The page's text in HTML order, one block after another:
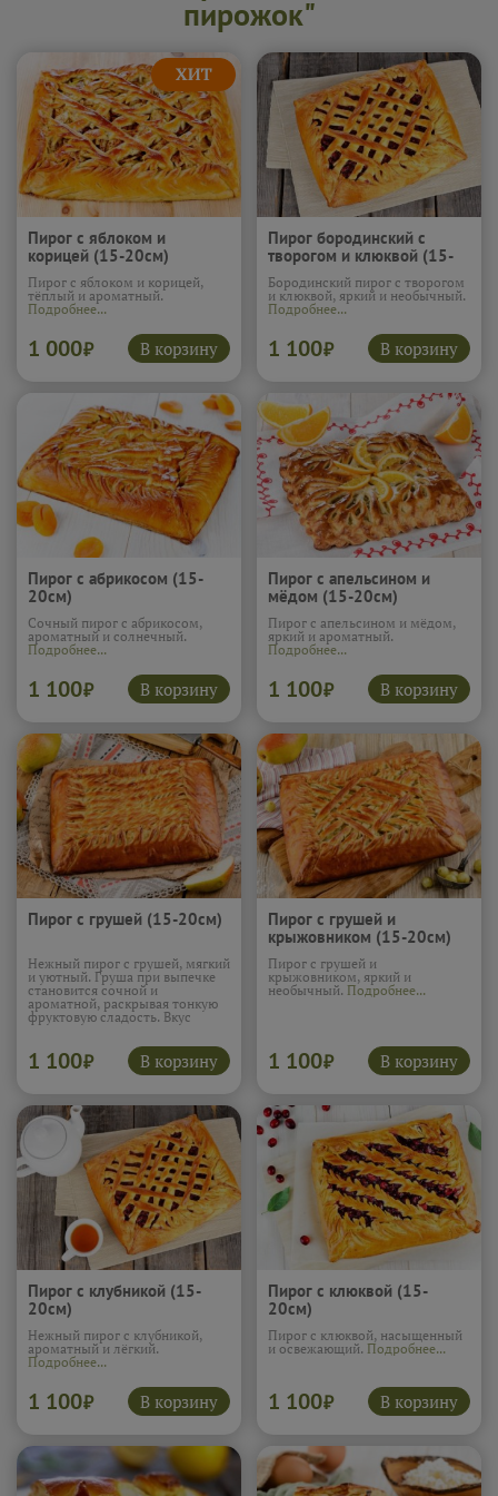
пирожок"
Пирог с яблоком и
корицей (15-20см)
Пирог с яблоком и корицей,
тёплый и ароматный.
Подробнее...
1 000₽ В корзину
Пирог бородинский с
творогом и клюквой (15-
20см)
Бородинский пирог с творогом
и клюквой, яркий и необычный.
Подробнее...
1 100₽ В корзину
Пирог с абрикосом (15-
20см)
Сочный пирог с абрикосом,
ароматный и солнечный.
Подробнее...
1 100₽ В корзину
Пирог с апельсином и
мёдом (15-20см)
Пирог с апельсином и мёдом,
яркий и ароматный.
Подробнее...
1 100₽ В корзину
Пирог с грушей (15-20см)
Нежный пирог с грушей, мягкий
и уютный. Груша при выпечке
становится сочной и
ароматной, раскрывая тонкую
фруктовую сладость. Вкус
получается нежным и
спокойным, очень тёплым и
домашним. Этот пирог словно
создан для тихого чаепития и
1 100₽ В корзину
Пирог с грушей и
крыжовником (15-20см)
Пирог с грушей и
крыжовником, яркий и
необычный. Подробнее...
1 100₽ В корзину
Пирог с клубникой (15-
20см)
Нежный пирог с клубникой,
ароматный и лёгкий.
Подробнее...
1 100₽ В корзину
Пирог с клюквой (15-
20см)
Пирог с клюквой, насыщенный
и освежающий. Подробнее...
1 100₽ В корзину